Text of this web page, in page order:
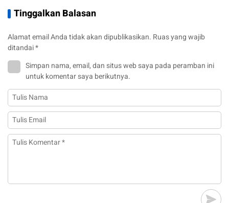
Tinggalkan Balasan
Alamat email Anda tidak akan dipublikasikan. Ruas yang wajib
ditandai*
Simpan nama, email, dan situs web saya pada peramban ini
untuk komentar saya berikutnya.